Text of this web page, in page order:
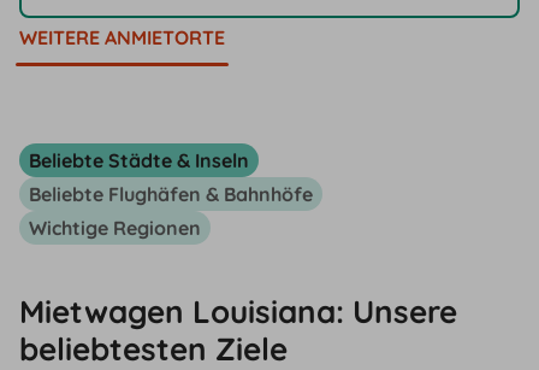
WEITERE ANMIETORTE
Beliebte Städte & Inseln
Beliebte Flughäfen & Bahnhöfe
Wichtige Regionen
Mietwagen Louisiana: Unsere
beliebtesten Ziele